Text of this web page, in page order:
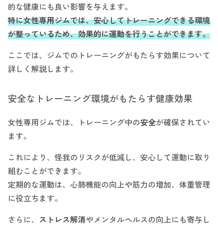
的な健康にも良い影響を与えます。
特に女性専用ジムでは、安心してトレーニングできる環境
が整っているため、効果的に運動を行うことができます。
ここでは、ジムでのトレーニングがもたらす効果について
詳しく解説します。
安全なトレーニング環境がもたらす健康効果
女性専用ジムでは、トレーニング中の安全が確保されてい
ます。
これにより、怪我のリスクが低減し、安心して運動に取り
組むことができます。
定期的な運動は、心肺機能の向上や筋力の増加、体重管理
に役立ちます。
さらに、 ストレス解消やメンタルヘルスの向上にも寄与し